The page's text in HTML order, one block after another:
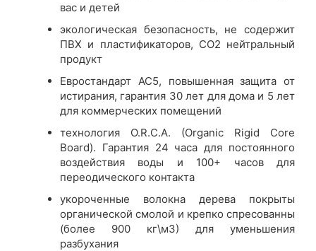
вас и детей
экологическая безопасность, не содержит
ПВХ и пластификаторов, CO2 нейтральный
продукт
Евростандарт AC5, повышенная защита от
истирания, гарантия 30 лет для дома и 5 лет
для коммерческих помещений
технология O.R.C.A. (Organic Rigid Core
Board). Гарантия 24 часа для постоянного
воздействия воды и 100+ часов для
переодического контакта
укороченные волокна дерева покрыты
органической смолой и крепко спресованны
(более 900 кг\м3) для уменьшения
разбухания